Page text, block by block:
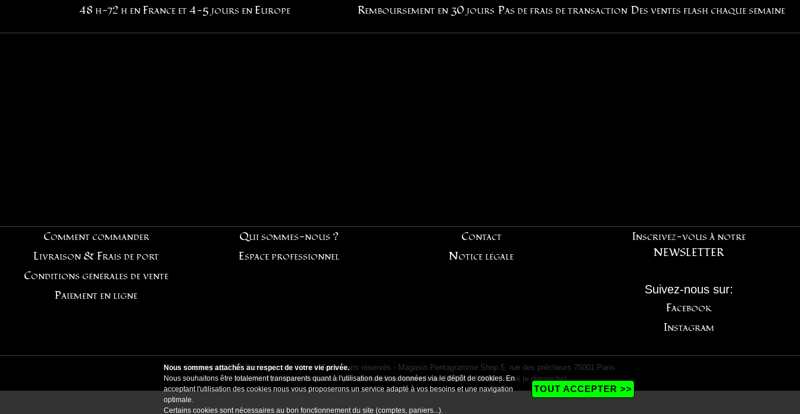
48 h-72 h en France et 4-5 jours en Europe Remboursement en 30 jours Pas de frais de transaction Des ventes flash chaque semaine
Comment commander
Livraison & Frais de port
Conditions générales de vente
Paiement en ligne
Qui sommes-nous ?
Espace professionnel
Contact
Notice légale
Inscrivez-vous à notre
NEWSLETTER
Suivez-nous sur:
Facebook
Instagram
Copyright@2021 Pentagramme Shop - Tous droits réservés - Magasin Pentagramme Shop 5, rue des prêcheurs 75001 Paris
Horaires d'ouverture de la boutique:du lundi au samedi de 12H30 à 19H30(fermé le dimanche)
Nous sommes attachés au respect de votre vie privée.
Nous souhaitons être totalement transparents quant à l'utilisation de vos données via le dépôt de cookies. En
acceptant l'utilisation des cookies nous vous proposerons un service adapté à vos besoins et une navigation
optimale.
Certains cookies sont nécessaires au bon fonctionnement du site (comptes, paniers...).
TOUT ACCEPTER >>